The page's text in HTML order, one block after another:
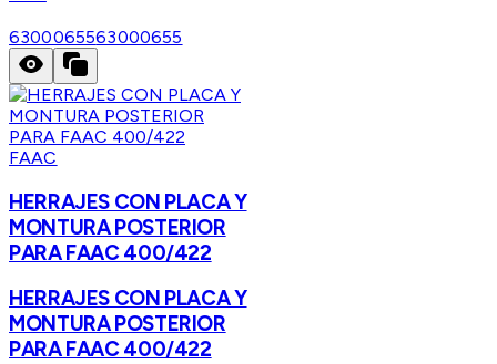
6300065563000655
FAAC
HERRAJES CON PLACA Y
MONTURA POSTERIOR
PARA FAAC 400/422
HERRAJES CON PLACA Y
MONTURA POSTERIOR
PARA FAAC 400/422